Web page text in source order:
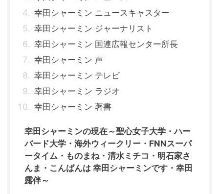
幸田シャーミン ニュースキャスター
幸田シャーミン ジャーナリスト
幸田シャーミン 国連広報センター所長
幸田シャーミン 声
幸田シャーミン テレビ
幸田シャーミン ラジオ
幸田シャーミン 著書
幸田シャーミンの現在～聖心女子大学・ハー
バード大学・海外ウィークリー・FNNスーパ
ータイム・ものまね・清水ミチコ・明石家さ
んま・こんばんは 幸田シャーミンです・幸田
露伴～